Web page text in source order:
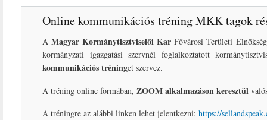
Online kommunikációs tréning MKK tagok
AMagyar Kormánytisztviselői Kar Fővárosi Területi
kormányzati igazgatási szervnél foglalkoztatott
kommunikációs tréninget szervez.
A tréning online formában, ZOOM alkalmazáson keresztül
A tréningre az alábbi linken lehet jelentkezni: https://